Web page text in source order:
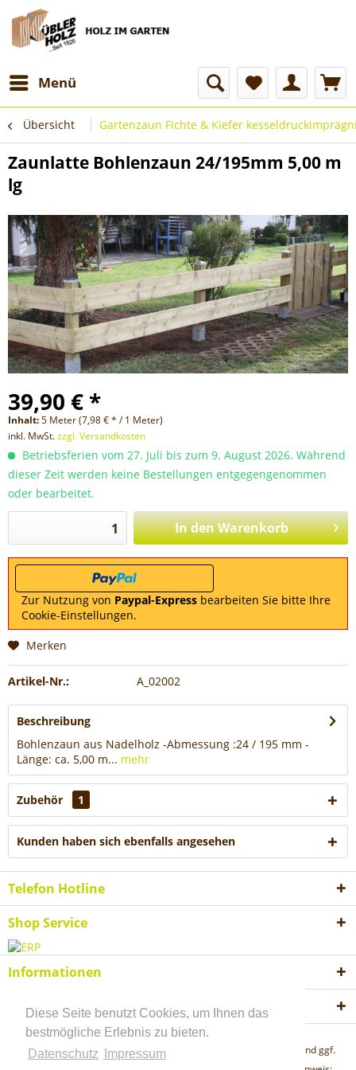
Diese Seite benutzt Cookies, um Ihnen das
bestmögliche Erlebnis zu bieten.
Datenschutz
Impressum
Menü
Übersicht Gartenzaun Fichte & Kiefer
Zaunlatte Bohlenzaun 24/195mm 5,00 m
lg
39,90 € *
Inhalt:5 Meter (7,98 € * / 1 Meter)
inkl. MwSt.zzgl. Versandkosten
Betriebsferien vom 27. Juli bis zum 9. August 2026. Während
dieser Zeit werden keine Bestellungen entgegengenommen
oder bearbeitet.
In denWarenkorb
Zur Nutzung von Paypal-Express bearbeiten Sie bitte Ihre
Cookie-Einstellungen.
Merken
Artikel-Nr.: A_02002
Beschreibung
Bohlenzaun aus Nadelholz -Abmessung :24 / 195 mm -
Länge: ca. 5,00 m... mehr
Zubehör 1
Kunden haben sich ebenfalls angesehen
Telefon Hotline
Shop Service
Informationen
Akzeptierte Zahlungsweisen
* Alle Preise inkl. gesetzl. Mehrwertsteuer zzgl.
und ggf.